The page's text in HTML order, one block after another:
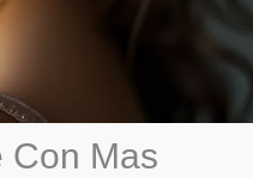
Con Mas